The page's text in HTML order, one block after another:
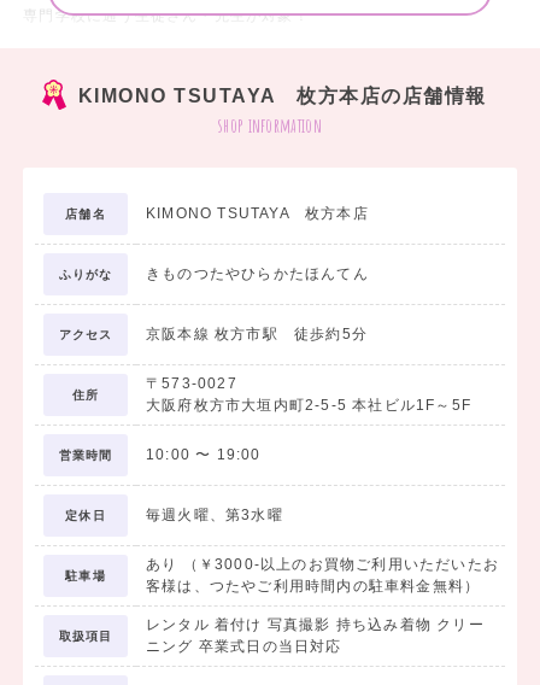
専門学校に通う生徒さん・先生が対象！
レンタルご成約で、卒業式袴料金を割引いたします。
◆卒業式袴が40%OFF!!
期間 / 2025年9月1日〜2025年10月31日
◆卒業式袴が30%OFF!!
期間 / 2025年11月1日〜2025年12月26日
【卒業袴当日写真プラン】
卒業式当日の出発前に撮影するプランです（撮影時間5～10分程度）
◆1ポーズプラン（撮影料＋六ツ切1ポーズ）
通常価格 ￥14,750（税込）のところ…
¥ 13,200（税込）
KIMONO TSUTAYA 枚方本店の店舗情報
shop information
店舗名 KIMONO TSUTAYA 枚方本店
ふりがな きものつたやひらかたほんてん
アクセス 京阪本線 枚方市駅 徒歩約5分
住所
〒573-0027
大阪府枚方市大垣内町2-5-5 本社ビル1F～5F
営業時間 10:00 〜 19:00
定休日 毎週火曜、第3水曜
駐車場
あり （￥3000-以上のお買物ご利用いただいたお
客様は、つたやご利用時間内の駐車料金無料）
取扱項目
レンタル 着付け 写真撮影 持ち込み着物 クリー
ニング 卒業式日の当日対応